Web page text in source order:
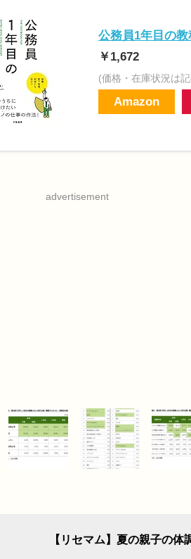
公務員1年目の教
￥1,672
(価格・在庫状況は
Amazon
advertisement
【リセマム】夏の親子の